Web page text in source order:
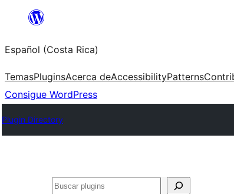
Saltar
contenido
Español (Costa Rica)
TemasPluginsAcerca deAccessibilityPatterns
Consigue WordPress
Plugin Directory
Buscar